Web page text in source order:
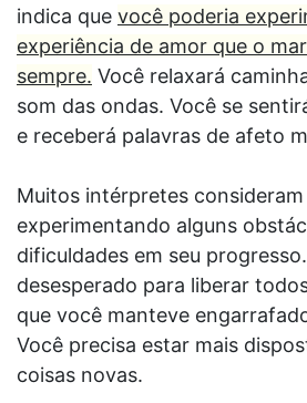
indica que você poderia
experiência de amor que o
sempre. Você relaxará
som das ondas. Você se
e receberá palavras de afeto
Muitos intérpretes
experimentando alguns
dificuldades em seu
desesperado para liberar
que você manteve
Você precisa estar mais
coisas novas.